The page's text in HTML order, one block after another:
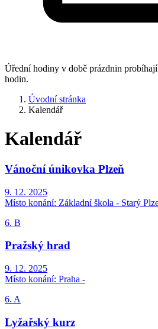
Úřední hodiny v době prázdnin
hodin.
Úvodní stránka
Kalendář
Kalendář
Vánoční únikovka Plzeň
9. 12. 2025
Místo konání: Základní škola - Starý
6. B
Pražský hrad
9. 12. 2025
Místo konání: Praha -
6. A
Lyžařský kurz